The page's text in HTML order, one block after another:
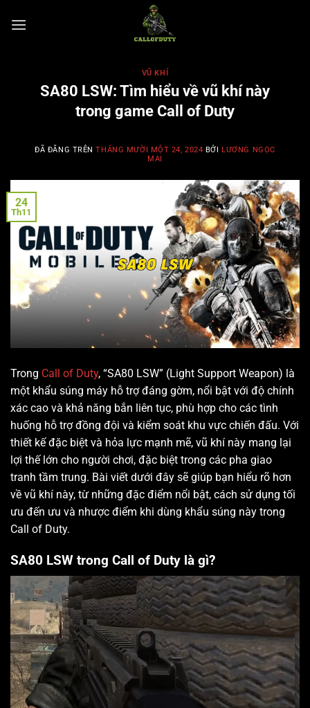
đến
VŨ KHÍ
SA80 LSW: Tìm hiểu về vũ khí này
trong game Call of Duty
ĐÃ ĐĂNG TRÊNTHÁNG MƯỜI MỘT 24, 2024 BỞI LƯƠNG NGỌC
MAI
24
Th11
Trong Call of Duty, “SA80 LSW” (Light Support Weapon) là
một khẩu súng máy hỗ trợ đáng gờm, nổi bật với độ chính
xác cao và khả năng bắn liên tục, phù hợp cho các tình
huống hỗ trợ đồng đội và kiểm soát khu vực chiến đấu. Với
thiết kế đặc biệt và hỏa lực mạnh mẽ, vũ khí này mang lại
lợi thế lớn cho người chơi, đặc biệt trong các pha giao
tranh tầm trung. Bài viết dưới đây sẽ giúp bạn hiểu rõ hơn
về vũ khí này, từ những đặc điểm nổi bật, cách sử dụng tối
ưu đến ưu và nhược điểm khi dùng khẩu súng này trong
Call of Duty.
SA80 LSW trong Call of Duty là gì?